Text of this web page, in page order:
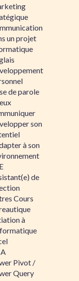
un projet
de parole
son
à son
de
Cours
à
Pivot /
Query